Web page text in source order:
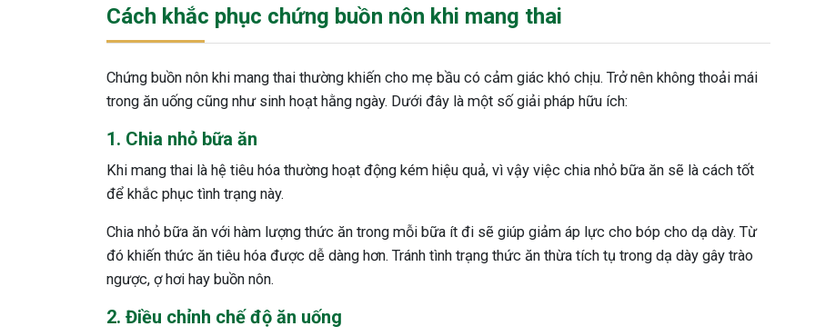
Cách khắc phục chứng buồn nôn khi mang thai
Chứng buồn nôn khi mang thai thường khiến cho mẹ bầu có cảm giác khó chịu. Trở nên không thoải mái
trong ăn uống cũng như sinh hoạt hằng ngày. Dưới đây là một số giải pháp hữu ích:
1. Chia nhỏ bữa ăn
Khi mang thai là hệ tiêu hóa thường hoạt động kém hiệu quả, vì vậy việc chia nhỏ bữa ăn sẽ là cách tốt
để khắc phục tình trạng này.
Chia nhỏ bữa ăn với hàm lượng thức ăn trong mỗi bữa ít đi sẽ giúp giảm áp lực cho bóp cho dạ dày. Từ
đó khiến thức ăn tiêu hóa được dễ dàng hơn. Tránh tình trạng thức ăn thừa tích tụ trong dạ dày gây trào
ngược, ợ hơi hay buồn nôn.
2. Điều chỉnh chế độ ăn uống